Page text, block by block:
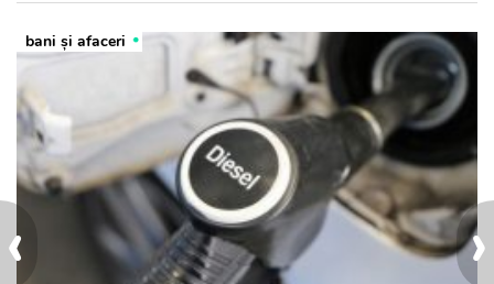
›
‹
bani și afaceri